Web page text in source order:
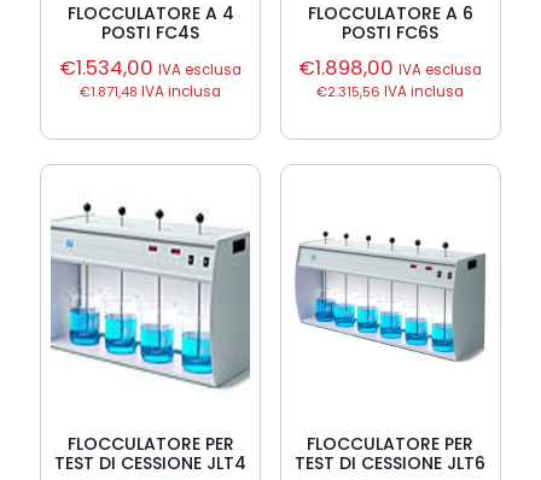
FLOCCULATORE A 4
POSTI FC4S
€1.534,00 IVA esclusa
€1.871,48 IVA inclusa
FLOCCULATORE A 6
POSTI FC6S
€1.898,00 IVA esclusa
€2.315,56 IVA inclusa
FLOCCULATORE PER
TEST DI CESSIONE JLT4
FLOCCULATORE PER
TEST DI CESSIONE JLT6